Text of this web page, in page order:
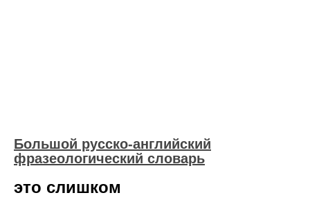
Большой русско-английский
фразеологический словарь
это слишком